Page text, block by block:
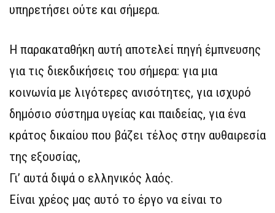
υπηρετήσει ούτε και σήμερα.
Η παρακαταθήκη αυτή αποτελεί πηγή έμπνευσης
για τις διεκδικήσεις του σήμερα: για μια
κοινωνία με λιγότερες ανισότητες, για ισχυρό
δημόσιο σύστημα υγείας και παιδείας, για ένα
κράτος δικαίου που βάζει τέλος στην αυθαιρεσία
της εξουσίας,
Γι’ αυτά διψά ο ελληνικός λαός.
Είναι χρέος μας αυτό το έργο να είναι το